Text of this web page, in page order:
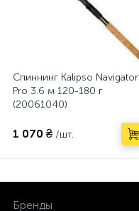
Спиннинг Kalipso Navigator
Pro 3.6 м 120-180 г
(20061040)
1 070 ₴ /шт.
Бренды